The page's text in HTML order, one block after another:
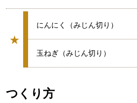
★
グループ
★
にんにく（みじん切り）
★
玉ねぎ（みじん切り）
つくり方